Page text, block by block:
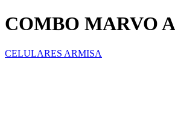
COMBO MARVO
CELULARES ARMISA